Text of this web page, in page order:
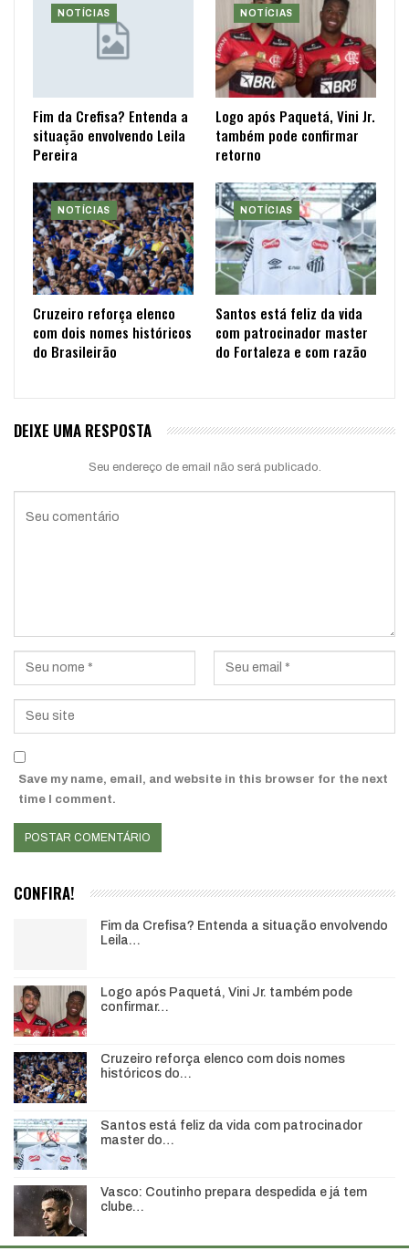
NOTÍCIAS
Fim da Crefisa? Entenda a
situação envolvendo Leila
Pereira
NOTÍCIAS
Logo após Paquetá, Vini Jr.
também pode confirmar
retorno
NOTÍCIAS
Cruzeiro reforça elenco
com dois nomes históricos
do Brasileirão
NOTÍCIAS
Santos está feliz da vida
com patrocinador master
do Fortaleza e com razão
DEIXE UMA RESPOSTA
Seu endereço de email não será publicado.
Save my name, email, and website in this browser for the next
time I comment.
CONFIRA!
Fim da Crefisa? Entenda a situação envolvendo
Leila…
Logo após Paquetá, Vini Jr. também pode
confirmar…
Cruzeiro reforça elenco com dois nomes
históricos do…
Santos está feliz da vida com patrocinador
master do…
Vasco: Coutinho prepara despedida e já tem
clube…